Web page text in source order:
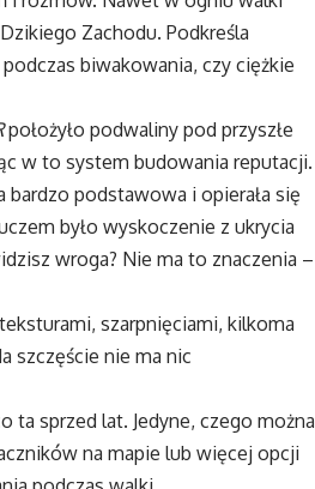
Zachodu. Podkreśla
biwakowania, czy ciężkie
położyło podwaliny pod przyszłe
w to system budowania reputacji.
bardzo podstawowa i opierała się
było wyskoczenie z ukrycia
wroga? Nie ma to znaczenia –
szarpnięciami, kilkoma
szczęście nie ma nic
sprzed lat. Jedyne, czego można
na mapie lub więcej opcji